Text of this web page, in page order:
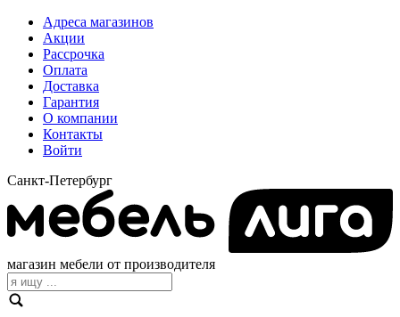
Адреса магазинов
Акции
Рассрочка
Оплата
Доставка
Гарантия
О компании
Контакты
Войти
Санкт-Петербург
магазин мебели от производителя